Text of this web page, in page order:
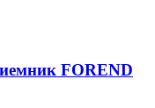
FOREND